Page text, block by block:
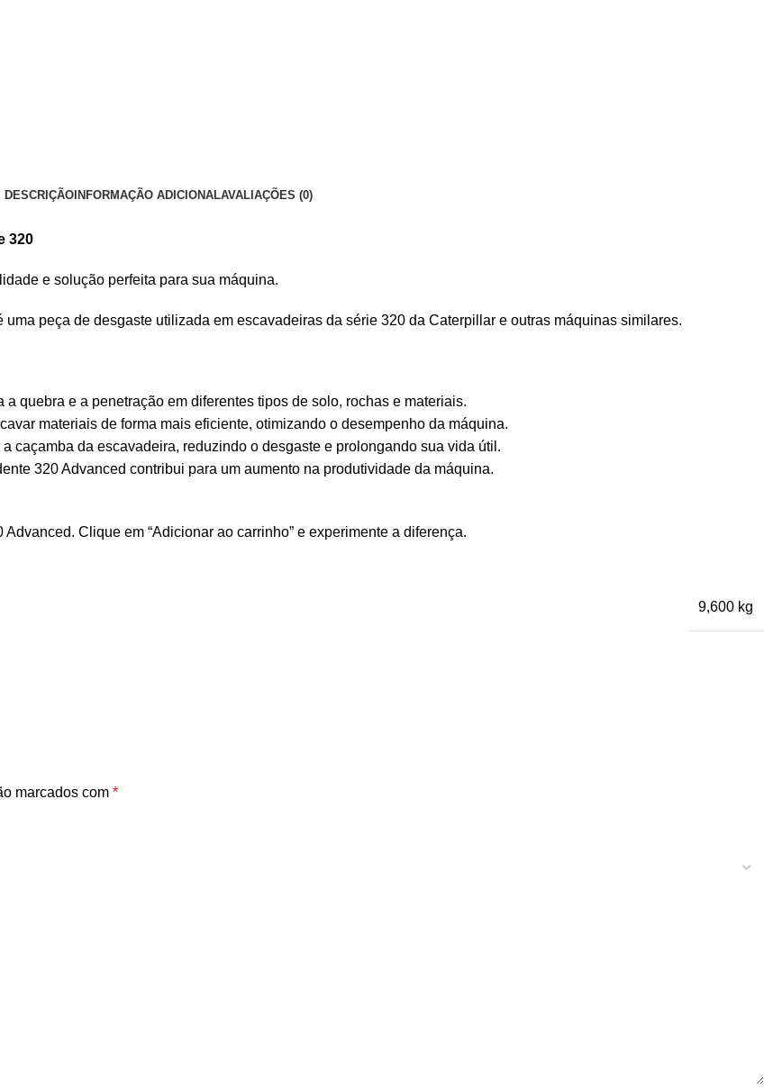
DESCRIÇÃO INFORMAÇÃO ADICIONALAVALIAÇÕES (0)
320
e solução perfeita para sua máquina.
peça de desgaste utilizada em escavadeiras da série 320 da Caterpillar e outras máquinas similares.
quebra e a penetração em diferentes tipos de solo, rochas e materiais.
materiais de forma mais eficiente, otimizando o desempenho da máquina.
caçamba da escavadeira, reduzindo o desgaste e prolongando sua vida útil.
320 Advanced contribui para um aumento na produtividade da máquina.
Clique em “Adicionar ao carrinho” e experimente a diferença.
9,600 kg
marcados com *